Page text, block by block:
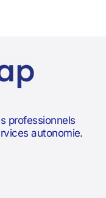
professionnels
autonomie.